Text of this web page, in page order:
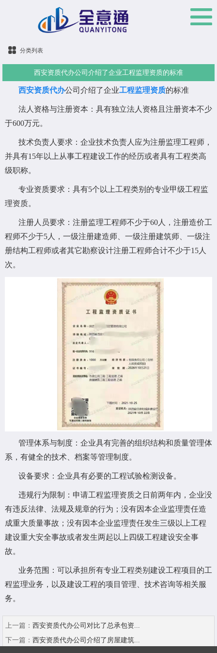
分类列表
西安资质代办公司介绍了企业工程监理资质的标准
西安资质代办公司介绍了企业工程监理资质的标准
法人资格与注册资本：具有独立法人资格且注册资本不少
于600万元。
技术负责人要求：企业技术负责人应为注册监理工程师，
并具有15年以上从事工程建设工作的经历或者具有工程类高
级职称。
专业资质要求：具有5个以上工程类别的专业甲级工程监
理资质。
注册人员要求：注册监理工程师不少于60人，注册造价工
程师不少于5人，一级注册建造师、一级注册建筑师、一级注
册结构工程师或者其它勘察设计注册工程师合计不少于15人
次。
管理体系与制度：企业具有完善的组织结构和质量管理体
系，有健全的技术、档案等管理制度。
设备要求：企业具有必要的工程试验检测设备。
违规行为限制：申请工程监理资质之日前两年内，企业没
有违反法律、法规及规章的行为；没有因本企业监理责任造
成重大质量事故；没有因本企业监理责任发生三级以上工程
建设重大安全事故或者发生两起以上四级工程建设安全事
故。
业务范围：可以承担所有专业工程类别建设工程项目的工
程监理业务，以及建设工程的项目管理、技术咨询等相关服
务。
上一篇： 西安资质代办公司对比了总承包资...
下一篇： 西安资质代办公司介绍了房屋建筑...